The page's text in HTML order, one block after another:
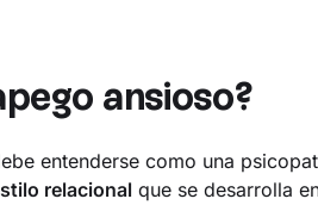
ansioso?
entenderse como una
relacional que se desarrolla